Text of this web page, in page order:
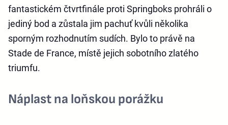
fantastickém čtvrtfinále proti Springboks prohráli o
jediný bod a zůstala jim pachuť kvůli několika
sporným rozhodnutím sudích. Bylo to právě na
Stade de France, místě jejich sobotního zlatého
triumfu.
Náplast na loňskou porážku